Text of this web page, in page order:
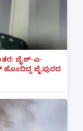
ಜೈಶ್-ಎ-
ಜೈಪುರದ